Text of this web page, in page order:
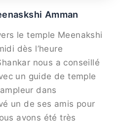
Amman
le temple Meenakshi
dès l’heure
nous a conseillé
un guide de temple
dans
un de ses amis pour
avons été très